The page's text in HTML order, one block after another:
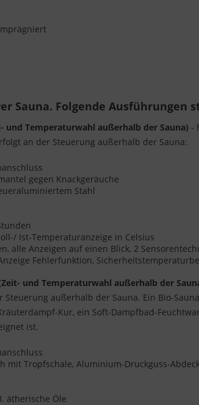
Sauna. Folgende Ausführungen
und Temperaturwahl außerhalb der Sauna) -
an der Steuerung außerhalb der Sauna:
gegen Knackgeräuche
Stahl
Ist-Temperaturanzeige in Celsius
alle Anzeigen auf einen Blick, 2
Fehlerfunktion,
und Temperaturwahl außerhalb der
außerhalb der Sauna. Ein Bio-
Kur, ein Soft-Dampfbad-
ist.
mit Tropfschale, Aluminium-Druckguss-
ätherische Öle